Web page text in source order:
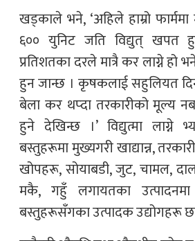
खड्काले भने, ‘अहिले हाम्रो फार्ममा
६०० युनिट जति विद्युत् खपत
प्रतिशतका दरले मात्रै कर लाग्ने हो
हुन जान्छ । कृषकलाई सहुलियत
बेला कर थप्दा तरकारीको मूल्य
हुने देखिन्छ ।’ विद्युत्मा लाग्ने
बस्तुहरूमा मुख्यगरी खाद्यान्न,
खोपहरू, सोयाबडी, जुट, चामल,
मकै, गहुँ लगायतका
बस्तुहरूसँगका उत्पादक उद्योगहरू